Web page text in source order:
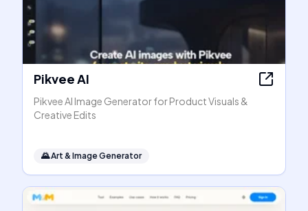
Pikvee AI
Pikvee AI Image Generator for Product Visuals &
Creative Edits
🌄Art & Image Generator